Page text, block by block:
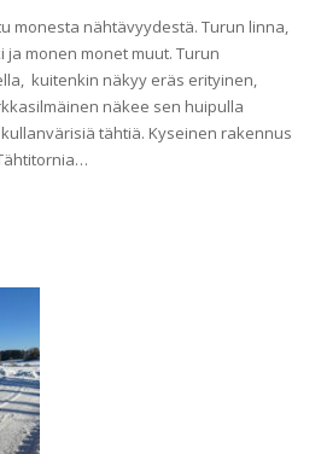
monesta nähtävyydestä. Turun linna,
monen monet muut. Turun
kuitenkin näkyy eräs erityinen,
näkee sen huipulla
tähtiä. Kyseinen rakennus